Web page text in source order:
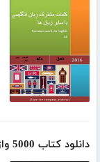
دانلود کتاب 5000 واژه پرکابرد انگلیسی به همراه تعریف مختصر